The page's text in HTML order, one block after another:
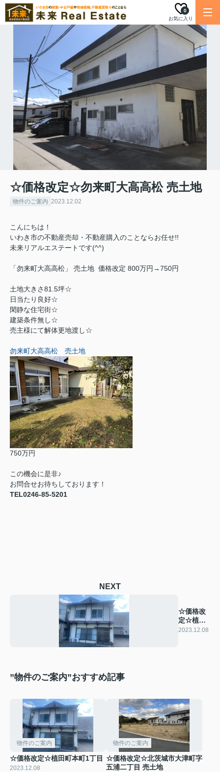
お気に入り
0
☆価格改定☆勿来町大高高松 売土地
物件のご案内 2023.12.02
こんにちは！
いわき市の不動産売却・不動産購入のことならお任せ!!
未来リアルエステートです(^^)
「勿来町大高高松」 売土地 価格改定 800万円→750円
土地大きさ81.5坪☆
日当たり良好☆
閑静な住宅街☆
建築条件無し☆
売主様にて解体更地渡し☆
勿来町大高高松 売土地
750万円
この機会に是非♪
お問合せお待ちしております！
TEL0246-85-5201
NEXT
☆価格改
定☆植田
町本町1丁
2023.12.08
”物件のご案内”おすすめ記事
物件のご案内
☆価格改定☆植田町本町1丁目
2023.12.08
物件のご案内
☆価格改定☆北茨城市大津町字
五浦二丁目 売土地